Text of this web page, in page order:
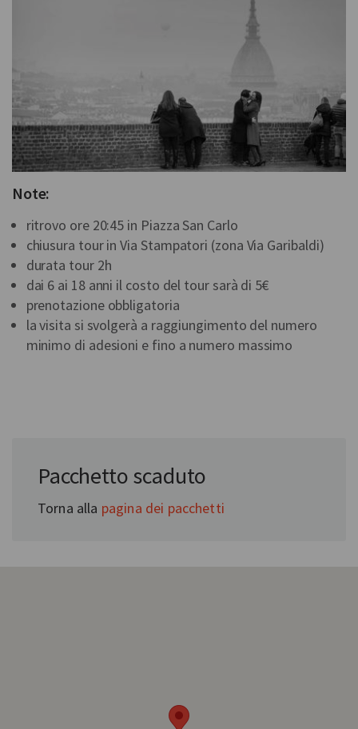
Note:
ritrovo ore 20:45 in Piazza San Carlo
chiusura tour in Via Stampatori (zona Via Garibaldi)
durata tour 2h
dai 6 ai 18 anni il costo del tour sarà di 5€
prenotazione obbligatoria
la visita si svolgerà a raggiungimento del numero
minimo di adesioni e fino a numero massimo
CulturalWay
Pacchetto scaduto
Torna alla pagina dei pacchetti